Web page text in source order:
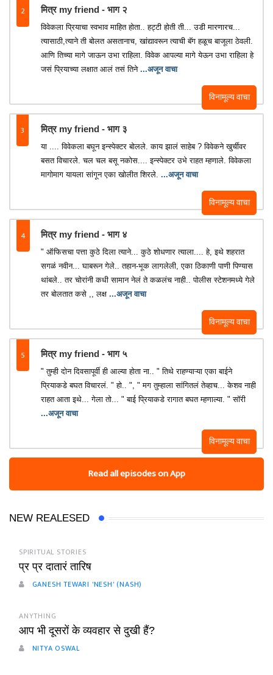
2 मित्र my friend - भाग २
विनामूल्य वाचा
विवेकला प्रियाचा स्वभाव माहित होता.. हट्टी होती ती... उडी मारणारच...
त्यासाठी,त्याने ती बोलत असतानाच, खांद्यावरून त्याची बॅग हळूच बाजूला ठेवली.
आणि तिच्या मागे जाऊन उभा राहिला. विवेक आपल्या मागे येऊन उभा राहिला हे
जसं प्रियाच्या लक्षात आलं तसं तिने ...अजून वाचा
3 मित्र my friend - भाग ३
विनामूल्य वाचा
या .... विवेकला बघून इन्स्पेक्टर बोलले. काय झालं साहेब ? विवेकने खुर्चीवर
बसत विचारले. चल चल बसू नकोस.... इन्स्पेक्टर उभे राहत म्हणाले. विवेकला
मागोमाग यायला सांगून एका खोलीत शिरले. ...अजून वाचा
4 मित्र my friend - भाग ४
विनामूल्य वाचा
" ऑफिसचा पत्ता कुठे दिला त्याने... कुठे शोधणार त्याला.... हे, इथे शहरात
सगळं नवीन... घाबरून गेले.. तहान-भूक लागलेली, एका ठिकाणी पाणी पिण्यास
थांबले.. तर चोरांनी कधी सामान नेलं ते कळलंच नाही.. पोलीस स्टेशनमध्ये गेले
तर बोलतात कसे ,, लक्ष ...अजून वाचा
5 मित्र my friend - भाग ५
विनामूल्य वाचा
" तुम्ही दोन दिवसापूर्वी ही आल्या होता ना.. " तिथे राहण्याऱ्या एका बाईने
प्रियाकडे बघत विचारलं. " हो.. ", " मग तुम्हाला सांगितलं तेव्हाच... केशव नाही
राहत आता इथे... गेला तो... " बाई प्रियाकडे रागात बघत म्हणाल्या. " सॉरी
...अजून वाचा
Read all episodes on App
NEW REALESED
SPIRITUAL STORIES
प्र प्र दातारं तारिष
GANESH TEWARI 'NESH' (NASH)
ANYTHING
आप भी दूसरों के व्यवहार से दुखी हैं?
NITYA OSWAL